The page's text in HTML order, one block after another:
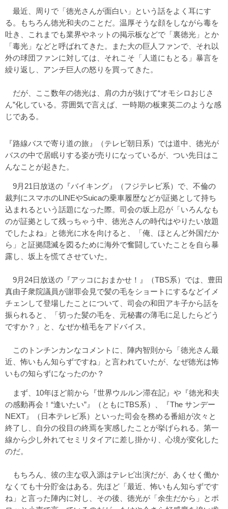
最近、周りで「徳光さんが面白い」という話をよく耳にす
る。もちろん徳光和夫のことだ。温厚そうな顔をしながら毒を
吐き、これまでも業界やネットの掲示板などで「裏徳光」とか
「毒光」などと呼ばれてきた。また大の巨人ファンで、それ以
外の球団ファンに対しては、それこそ「人道にもとる」暴言を
繰り返し、アンチ巨人の怒りを買ってきた。
だが、ここ数年の徳光は、肩の力が抜けて“オモシロおじさ
ん”化している。雰囲気で言えば、一時期の板東英二のような感
じである。
『路線バスで寄り道の旅』（テレビ朝日系）では道中、徳光が
バスの中で居眠りする姿が売りになっているが、つい先日はこ
んなことが起きた。
9月21日放送の『バイキング』（フジテレビ系）で、不倫の
裁判にスマホのLINEやSuicaの乗車履歴などが証拠として持ち
込まれるという話題になった際。司会の坂上忍が「いろんなも
のが証拠として残っちゃう中、徳光さんの時代はやりたい放題
でしたよね」と徳光に水を向けると、「俺、ほとんど外国だか
ら」と証拠隠滅を図るために海外で奮闘していたことを自ら暴
露し、坂上を慌てさせていた。
9月24日放送の『アッコにおまかせ！』（TBS系）では、豊田
真由子衆院議員が謝罪会見で髪の毛をショートにするなどイメ
チェンして登場したことについて、司会の和田アキ子から話を
振られると、「切った髪の毛を、元秘書の薄毛に足したらどう
ですか？」と、なぜか植毛をアドバイス。
このトンチンカンなコメントに、陣内智則から「徳光さん最
近、怖いもん知らずですね」と言われていたが、なぜ徳光は怖
いもの知らずになったのか？
まず、10年ほど前から『世界ウルルン滞在記』や『徳光和夫
の感動再会！“逢いたい”』（ともにTBS系）、『The サンデー
NEXT』（日本テレビ系）といった司会を務める番組が次々と
終了し、自分の役目の終焉を実感したことが挙げられる。第一
線から少し外れてセミリタイアに差し掛かり、心境が変化した
のだ。
もちろん、彼の主な収入源はテレビ出演だが、あくせく働か
なくても十分貯金はある。先ほど「最近、怖いもん知らずです
ね」と言った陣内に対し、その後、徳光が「余生だから」とポ